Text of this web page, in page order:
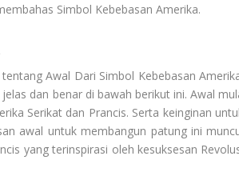
Simbol Kebebasan Amerika.
tentangAwal Dari Simbol Kebebasan
dan benar di bawah berikut ini. Awal
Serikat dan Prancis. Serta keinginan
awal untuk membangun patung ini
yang terinspirasi oleh kesuksesan